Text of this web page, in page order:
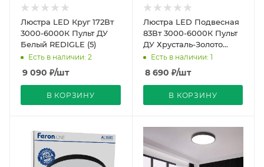
Люстра LED Круг 172Вт
3000-6000К Пульт ДУ
Белый REDIGLE (5)
Есть в наличии: 2
9 090 ₽/шт
В КОРЗИНУ
Люстра LED Подвесная
83Вт 3000-6000К Пульт
ДУ Хрусталь-Золото
D500х700-1200мм
CL8813A REDIGLE (1)
Есть в наличии: 1
8 690 ₽/шт
В КОРЗИНУ